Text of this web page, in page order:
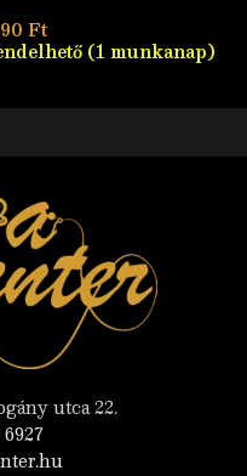
Ft
(1 munkanap)
utca 22.